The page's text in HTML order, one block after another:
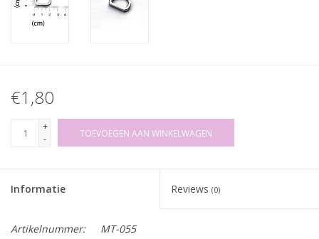
€1,80
+
-
TOEVOEGEN AAN WINKELWAGEN
Informatie Reviews (0)
Artikelnummer:
MT-055